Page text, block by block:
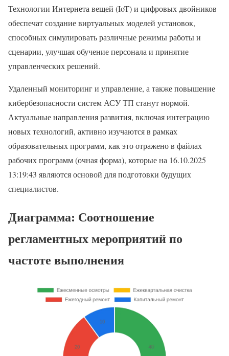
Технологии Интернета вещей (IoT) и цифровых двойников
обеспечат создание виртуальных моделей установок,
способных симулировать различные режимы работы и
сценарии, улучшая обучение персонала и принятие
управленческих решений.
Удаленный мониторинг и управление, а также повышение
кибербезопасности систем АСУ ТП станут нормой.
Актуальные направления развития, включая интеграцию
новых технологий, активно изучаются в рамках
образовательных программ, как это отражено в файлах
рабочих программ (очная форма), которые на 16.10.2025
13:19:43 являются основой для подготовки будущих
специалистов.
Диаграмма: Соотношение
регламентных мероприятий по
частоте выполнения